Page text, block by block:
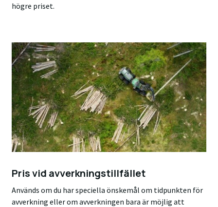
högre priset.
Pris vid avverkningstillfället
Används om du har speciella önskemål om tidpunkten för
avverkning eller om avverkningen bara är möjlig att